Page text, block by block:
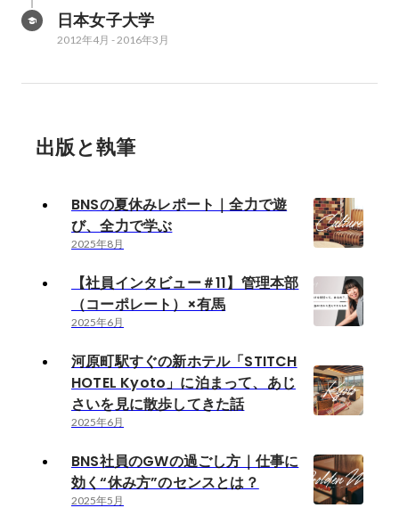
日本女子大学
2012年4月 - 2016年3月
出版と執筆
BNSの夏休みレポート｜全力で遊
び、全力で学ぶ
2025年8月
【社員インタビュー＃11】管理本部
（コーポレート）×有馬
2025年6月
河原町駅すぐの新ホテル「STITCH
HOTEL Kyoto」に泊まって、あじ
さいを見に散歩してきた話
2025年6月
BNS社員のGWの過ごし方｜仕事に
効く“休み方”のセンスとは？
2025年5月